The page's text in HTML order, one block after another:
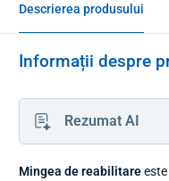
Descrierea produsului
Informații despre
Rezumat AI
Mingea de reabilitare